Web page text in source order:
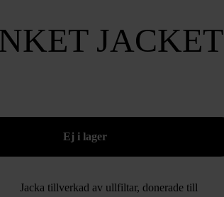
JACKET
Jacka tillverkad av ullfiltar, donerade till